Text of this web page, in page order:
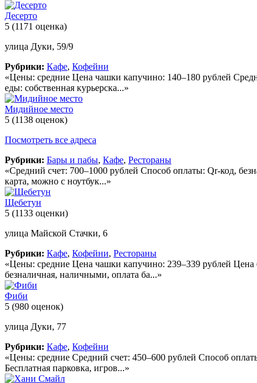
Десерто
5 (1171 оценка)
улица Дуки, 59/9
Рубрики: Кафе, Кофейни
«Цены: средние Цена чашки капучино: 140–180 рублей
еды: собственная курьерска...»
Мидийное место
5 (1138 оценок)
Посмотреть все адреса
Рубрики: Бары и пабы, Кафе, Рестораны
«Средний счет: 700–1000 рублей Способ оплаты: Qr-код,
карта, можно с ноутбук...»
Щебетун
5 (1133 оценки)
улица Майской Стачки, 6
Рубрики: Кафе, Кофейни, Рестораны
«Цены: средние Цена чашки капучино: 239–339 рублей
безналичная, наличными, оплата ба...»
Фиби
5 (980 оценок)
улица Дуки, 77
Рубрики: Кафе, Кофейни
«Цены: средние Средний счет: 450–600 рублей Способ
Бесплатная парковка, игров...»